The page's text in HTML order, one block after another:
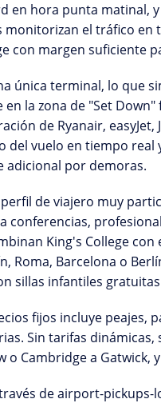
en hora punta matinal,
el tráfico en
con margen suficiente
única terminal, lo que
la zona de "Set
de Ryanair,
del vuelo en tiempo real
adicional por demoras.
de viajero muy
conferencias,
King's College
Roma, Barcelona o
sillas infantiles
fijos incluye peajes,
Sin tarifas
o Cambridge a Gatwick,
de airport-pickups-